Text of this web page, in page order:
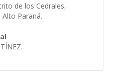
de los Cedrales,
Paraná.